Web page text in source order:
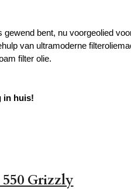
bent, nu voorgeolied
van ultramoderne
filter olie.
in huis!
Grizzly